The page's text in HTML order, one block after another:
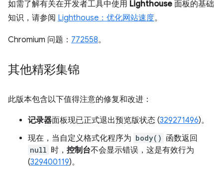
如需了解有关在开发者工具中使用 Lighthouse 面板的基础
知识，请参阅 Lighthouse：优化网站速度。
Chromium 问题： 772558。
其他精彩集锦
此版本包含以下值得注意的修复和改进：
记录器面板现已正式退出预览版状态 (329271496)。
现在，当自定义格式化程序为 body() 函数返回
null 时， 控制台不会显示错误，这是有效行为
(329400119)。